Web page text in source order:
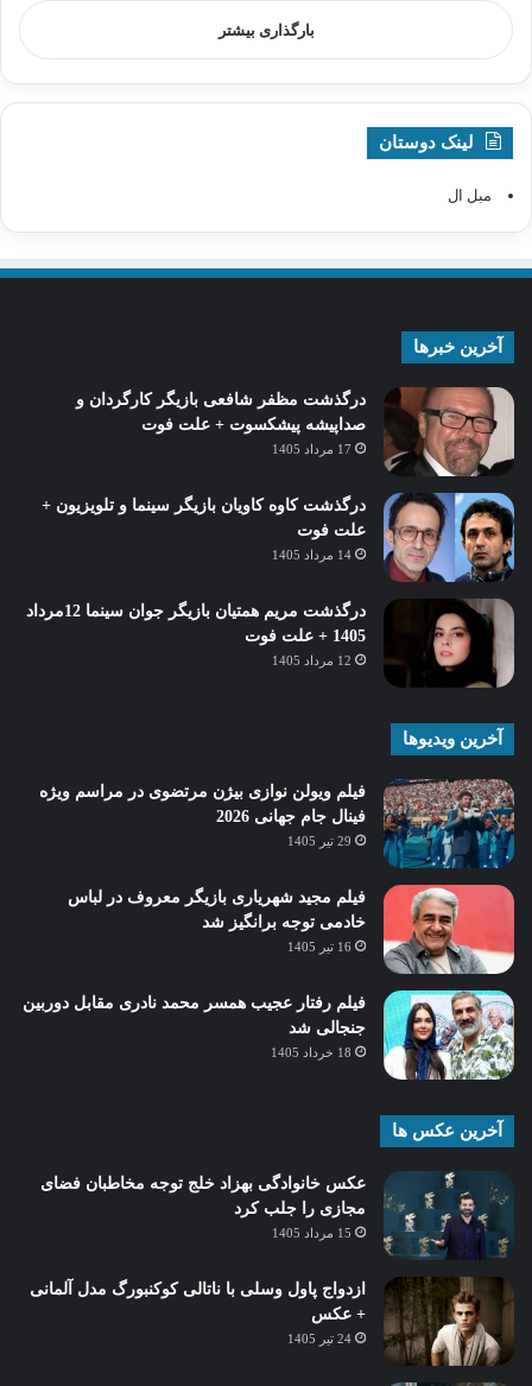
بارگذاری بیشتر
لینک دوستان
مبل ال
آخرین خبرها
درگذشت مظفر شافعی بازیگر کارگردان و
صداپیشه پیشکسوت + علت فوت
17 مرداد 1405
درگذشت کاوه کاویان بازیگر سینما و تلویزیون +
علت فوت
14 مرداد 1405
درگذشت مریم همتیان بازیگر جوان سینما 12مرداد
1405 + علت فوت
12 مرداد 1405
آخرین ویدیوها
فیلم ویولن نوازی بیژن مرتضوی در مراسم ویژه
فینال جام جهانی 2026
29 تیر 1405
فیلم مجید شهریاری بازیگر معروف در لباس
خادمی توجه برانگیز شد
16 تیر 1405
فیلم رفتار عجیب همسر محمد نادری مقابل دوربین
جنجالی شد
18 خرداد 1405
آخرین عکس ها
عکس خانوادگی بهزاد خلج توجه مخاطبان فضای
مجازی را جلب کرد
15 مرداد 1405
ازدواج پاول وسلی با ناتالی کوکنبورگ مدل آلمانی
+ عکس
24 تیر 1405